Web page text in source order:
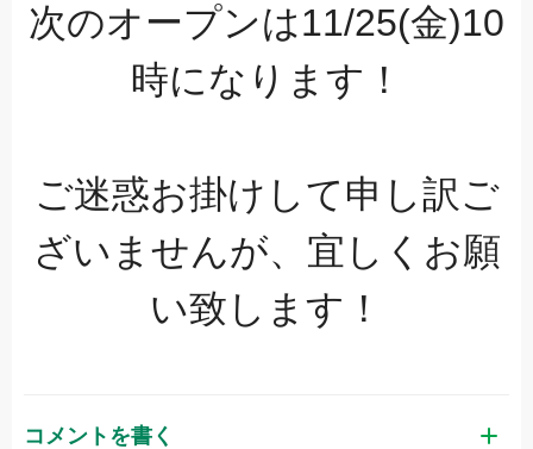
次のオープンは11/25(金)10
時になります！
ご迷惑お掛けして申し訳ご
ざいませんが、宜しくお願
い致します！
コメントを書く